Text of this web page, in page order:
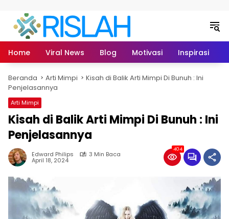
Home Viral News Blog Motivasi Inspirasi
Beranda Arti Mimpi
Kisah di Balik Arti Mimpi Di Bunuh : Ini
Penjelasannya
Arti Mimpi
Kisah di Balik Arti Mimpi Di Bunuh : Ini
Penjelasannya
Edward Philips 3 Min Baca
April 18, 2024
404